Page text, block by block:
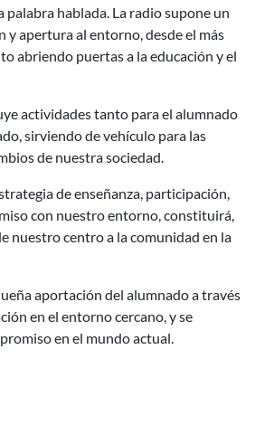
palabra hablada. La radio supone un
y apertura al entorno, desde el más
abriendo puertas a la educación y el
actividades tanto para el alumnado
sirviendo de vehículo para las
de nuestra sociedad.
de enseñanza, participación,
con nuestro entorno, constituirá,
nuestro centro a la comunidad en la
aportación del alumnado a través
en el entorno cercano, y se
en el mundo actual.